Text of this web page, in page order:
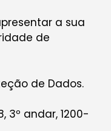
a sua
de
de Dados.
3º andar, 1200-